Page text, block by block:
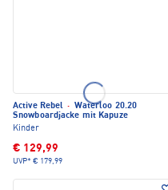
Active Rebel · Waterloo 20.20
Snowboardjacke mit Kapuze
Kinder
€ 129,99
UVP* € 179,99